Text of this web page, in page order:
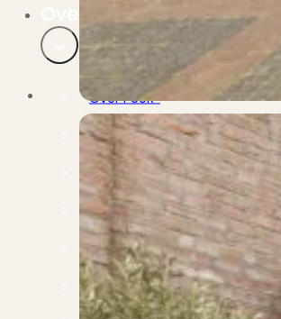
Over PUUR*
Over PUUR*
Wie zijn wij?
Ons team
Leer ons beter kennen..
Werken bij PUUR*
Kom jij ons team versterken?
Onze vestigingen
De kracht van 6 vestigingen!
Beoordelingen
Dit zeggen klanten over ons
Partners
Maak gebruik van ons netwerk